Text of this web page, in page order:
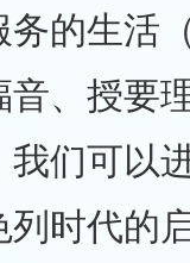
的生活
、授要
我们可以
时代的